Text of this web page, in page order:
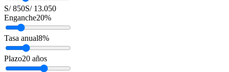
S/ 850S/ 13.050
Enganche20%
Tasa anual8%
Plazo20 años